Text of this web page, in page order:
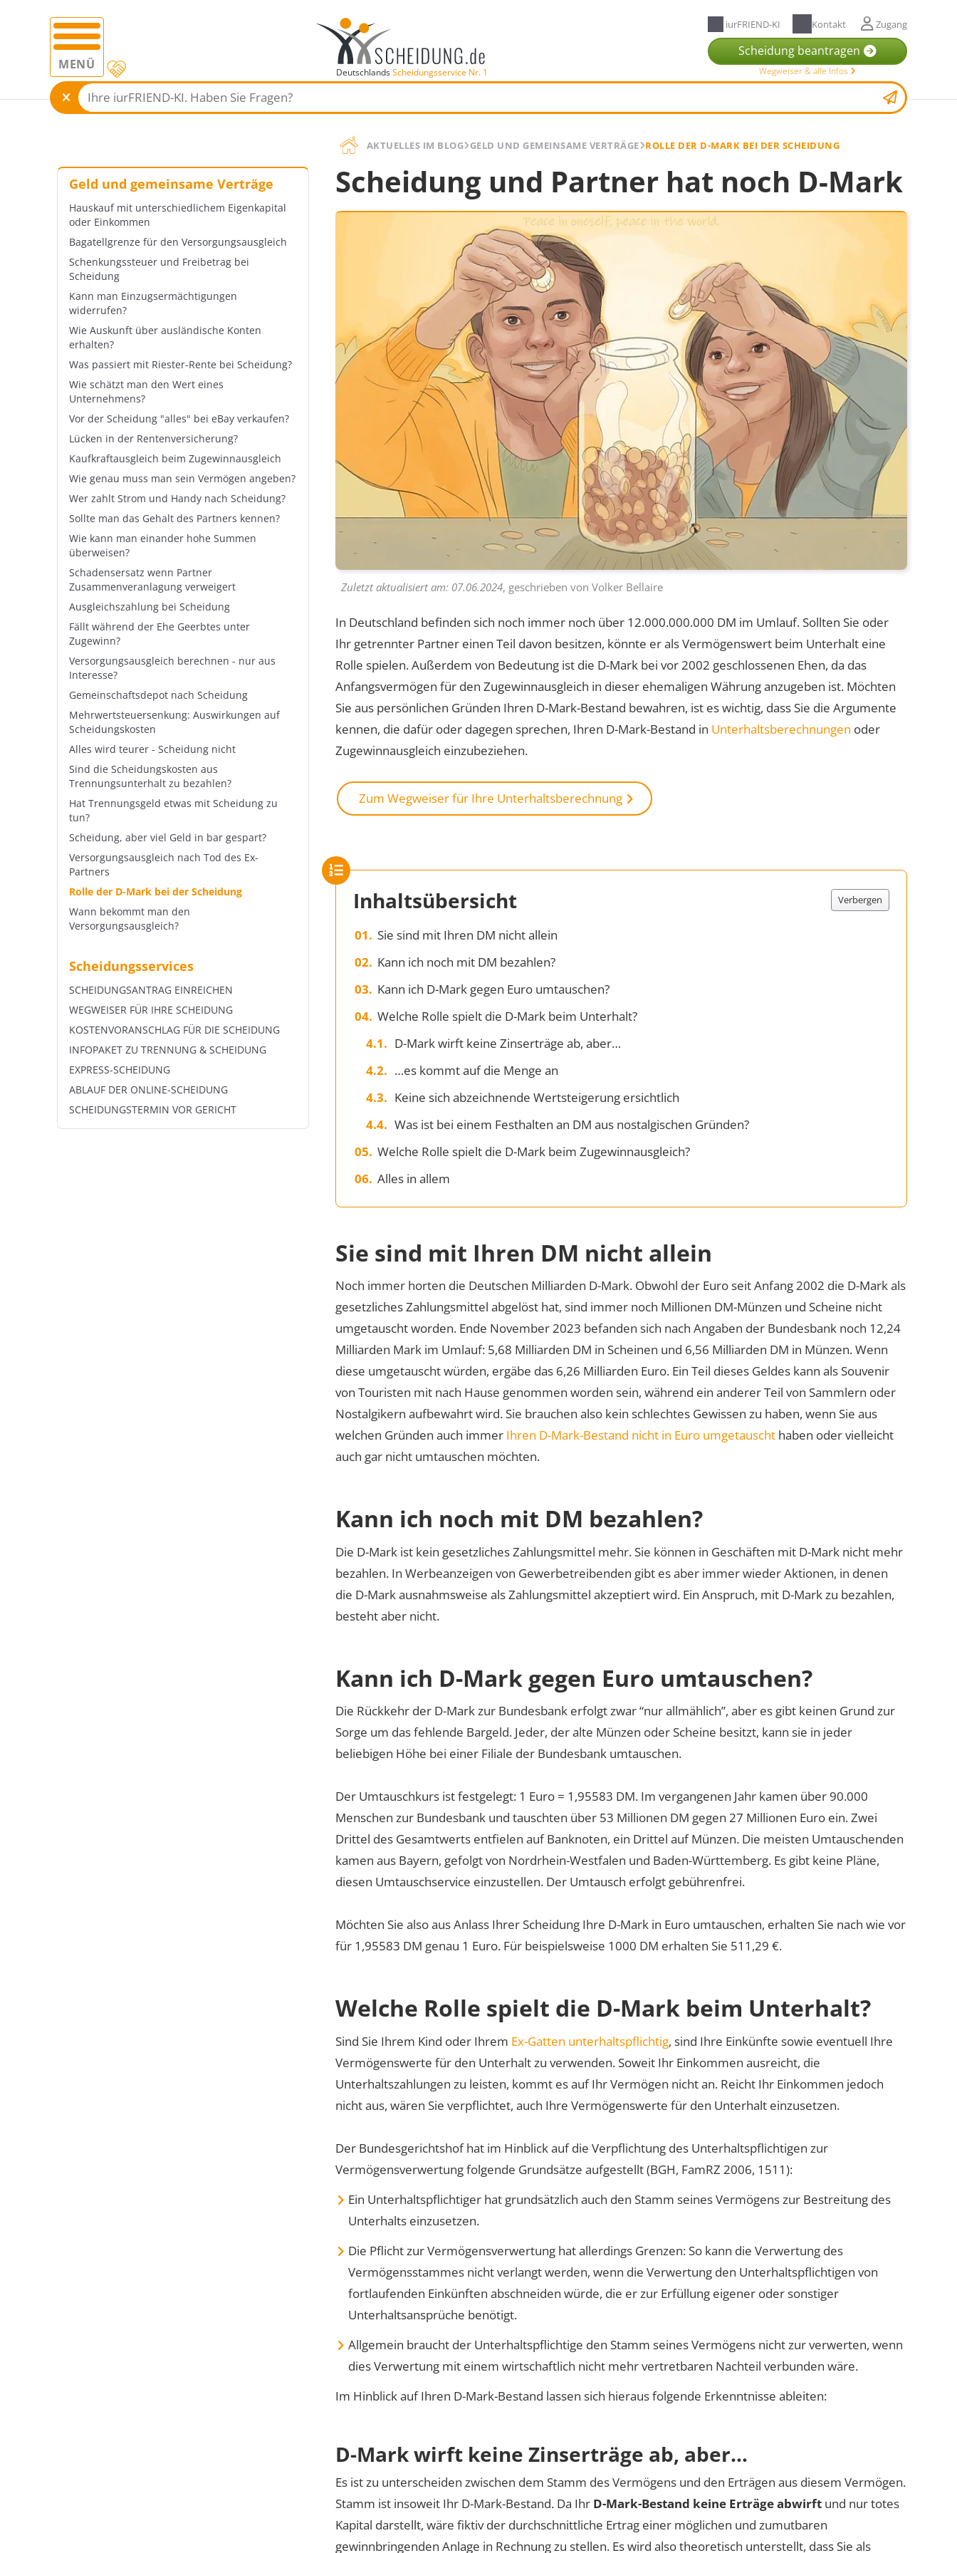
MENÜ DeutschlandsScheidungsservice Nr. 1
iurFRIEND-KI Kontakt Zugang
Scheidung beantragen
Wegweiser & alle Infos
AKTUELLES IM BLOG GELD UND GEMEINSAME VERTRÄGE ROLLE DER D-MARK BEI DER SCHEIDUNG
Geld und gemeinsame Verträge
Hauskauf mit unterschiedlichem Eigenkapital
oder Einkommen
Bagatellgrenze für den Versorgungsausgleich
Schenkungssteuer und Freibetrag bei
Scheidung
Kann man Einzugsermächtigungen
widerrufen?
Wie Auskunft über ausländische Konten
erhalten?
Was passiert mit Riester-Rente bei Scheidung?
Wie schätzt man den Wert eines
Unternehmens?
Vor der Scheidung "alles" bei eBay verkaufen?
Lücken in der Rentenversicherung?
Kaufkraftausgleich beim Zugewinnausgleich
Wie genau muss man sein Vermögen angeben?
Wer zahlt Strom und Handy nach Scheidung?
Sollte man das Gehalt des Partners kennen?
Wie kann man einander hohe Summen
überweisen?
Schadensersatz wenn Partner
Zusammenveranlagung verweigert
Ausgleichszahlung bei Scheidung
Fällt während der Ehe Geerbtes unter
Zugewinn?
Versorgungsausgleich berechnen - nur aus
Interesse?
Gemeinschaftsdepot nach Scheidung
Mehrwertsteuersenkung: Auswirkungen auf
Scheidungskosten
Alles wird teurer - Scheidung nicht
Sind die Scheidungskosten aus
Trennungsunterhalt zu bezahlen?
Hat Trennungsgeld etwas mit Scheidung zu
tun?
Scheidung, aber viel Geld in bar gespart?
Versorgungsausgleich nach Tod des Ex-
Partners
Rolle der D-Mark bei der Scheidung
Wann bekommt man den
Versorgungsausgleich?
Scheidungsservices
SCHEIDUNGSANTRAG EINREICHEN
WEGWEISER FÜR IHRE SCHEIDUNG
KOSTENVORANSCHLAG FÜR DIE SCHEIDUNG
INFOPAKET ZU TRENNUNG & SCHEIDUNG
EXPRESS-SCHEIDUNG
ABLAUF DER ONLINE-SCHEIDUNG
SCHEIDUNGSTERMIN VOR GERICHT
Scheidung und Partner hat noch D-Mark
Zuletzt aktualisiert am: 07.06.2024, geschrieben vonVolker Bellaire
In Deutschland befinden sich noch immer noch über 12.000.000.000 DM im Umlauf. Sollten Sie oder
Ihr getrennter Partner einen Teil davon besitzen, könnte er als Vermögenswert beim Unterhalt eine
Rolle spielen. Außerdem von Bedeutung ist die D-Mark bei vor 2002 geschlossenen Ehen, da das
Anfangsvermögen für den Zugewinnausgleich in dieser ehemaligen Währung anzugeben ist. Möchten
Sie aus persönlichen Gründen Ihren D-Mark-Bestand bewahren, ist es wichtig, dass Sie die Argumente
kennen, die dafür oder dagegen sprechen, Ihren D-Mark-Bestand in Unterhaltsberechnungen oder
Zugewinnausgleich einzubeziehen.
Zum Wegweiser für Ihre Unterhaltsberechnung
Inhaltsübersicht Verbergen
Sie sind mit Ihren DM nicht allein
Kann ich noch mit DM bezahlen?
Kann ich D-Mark gegen Euro umtauschen?
Welche Rolle spielt die D-Mark beim Unterhalt?
D-Mark wirft keine Zinserträge ab, aber…
…es kommt auf die Menge an
Keine sich abzeichnende Wertsteigerung ersichtlich
Was ist bei einem Festhalten an DM aus nostalgischen Gründen?
Welche Rolle spielt die D-Mark beim Zugewinnausgleich?
Alles in allem
Sie sind mit Ihren DM nicht allein
Noch immer horten die Deutschen Milliarden D-Mark. Obwohl der Euro seit Anfang 2002 die D-Mark als
gesetzliches Zahlungsmittel abgelöst hat, sind immer noch Millionen DM-Münzen und Scheine nicht
umgetauscht worden. Ende November 2023 befanden sich nach Angaben der Bundesbank noch 12,24
Milliarden Mark im Umlauf: 5,68 Milliarden DM in Scheinen und 6,56 Milliarden DM in Münzen. Wenn
diese umgetauscht würden, ergäbe das 6,26 Milliarden Euro. Ein Teil dieses Geldes kann als Souvenir
von Touristen mit nach Hause genommen worden sein, während ein anderer Teil von Sammlern oder
Nostalgikern aufbewahrt wird. Sie brauchen also kein schlechtes Gewissen zu haben, wenn Sie aus
welchen Gründen auch immer Ihren D-Mark-Bestand nicht in Euro umgetauscht haben oder vielleicht
auch gar nicht umtauschen möchten.
Kann ich noch mit DM bezahlen?
Die D-Mark ist kein gesetzliches Zahlungsmittel mehr. Sie können in Geschäften mit D-Mark nicht mehr
bezahlen. In Werbeanzeigen von Gewerbetreibenden gibt es aber immer wieder Aktionen, in denen
die D-Mark ausnahmsweise als Zahlungsmittel akzeptiert wird. Ein Anspruch, mit D-Mark zu bezahlen,
besteht aber nicht.
Kann ich D-Mark gegen Euro umtauschen?
Die Rückkehr der D-Mark zur Bundesbank erfolgt zwar “nur allmählich”, aber es gibt keinen Grund zur
Sorge um das fehlende Bargeld. Jeder, der alte Münzen oder Scheine besitzt, kann sie in jeder
beliebigen Höhe bei einer Filiale der Bundesbank umtauschen.
Der Umtauschkurs ist festgelegt: 1 Euro = 1,95583 DM. Im vergangenen Jahr kamen über 90.000
Menschen zur Bundesbank und tauschten über 53 Millionen DM gegen 27 Millionen Euro ein. Zwei
Drittel des Gesamtwerts entfielen auf Banknoten, ein Drittel auf Münzen. Die meisten Umtauschenden
kamen aus Bayern, gefolgt von Nordrhein-Westfalen und Baden-Württemberg. Es gibt keine Pläne,
diesen Umtauschservice einzustellen. Der Umtausch erfolgt gebührenfrei.
Möchten Sie also aus Anlass Ihrer Scheidung Ihre D-Mark in Euro umtauschen, erhalten Sie nach wie vor
für 1,95583 DM genau 1 Euro. Für beispielsweise 1000 DM erhalten Sie 511,29 €.
Welche Rolle spielt die D-Mark beim Unterhalt?
Sind Sie Ihrem Kind oder Ihrem Ex-Gatten unterhaltspflichtig, sind Ihre Einkünfte sowie eventuell Ihre
Vermögenswerte für den Unterhalt zu verwenden. Soweit Ihr Einkommen ausreicht, die
Unterhaltszahlungen zu leisten, kommt es auf Ihr Vermögen nicht an. Reicht Ihr Einkommen jedoch
nicht aus, wären Sie verpflichtet, auch Ihre Vermögenswerte für den Unterhalt einzusetzen.
Der Bundesgerichtshof hat im Hinblick auf die Verpflichtung des Unterhaltspflichtigen zur
Vermögensverwertung folgende Grundsätze aufgestellt (BGH, FamRZ 2006, 1511):
Ein Unterhaltspflichtiger hat grundsätzlich auch den Stamm seines Vermögens zur Bestreitung des
Unterhalts einzusetzen.
Die Pflicht zur Vermögensverwertung hat allerdings Grenzen: So kann die Verwertung des
Vermögensstammes nicht verlangt werden, wenn die Verwertung den Unterhaltspflichtigen von
fortlaufenden Einkünften abschneiden würde, die er zur Erfüllung eigener oder sonstiger
Unterhaltsansprüche benötigt.
Allgemein braucht der Unterhaltspflichtige den Stamm seines Vermögens nicht zur verwerten, wenn
dies Verwertung mit einem wirtschaftlich nicht mehr vertretbaren Nachteil verbunden wäre.
Im Hinblick auf Ihren D-Mark-Bestand lassen sich hieraus folgende Erkenntnisse ableiten:
D-Mark wirft keine Zinserträge ab, aber…
Es ist zu unterscheiden zwischen dem Stamm des Vermögens und den Erträgen aus diesem Vermögen.
Stamm ist insoweit Ihr D-Mark-Bestand. Da Ihr D-Mark-Bestand keine Erträge abwirft und nur totes
Kapital darstellt, wäre fiktiv der durchschnittliche Ertrag einer möglichen und zumutbaren
gewinnbringenden Anlage in Rechnung zu stellen. Es wird also theoretisch unterstellt, dass Sie als